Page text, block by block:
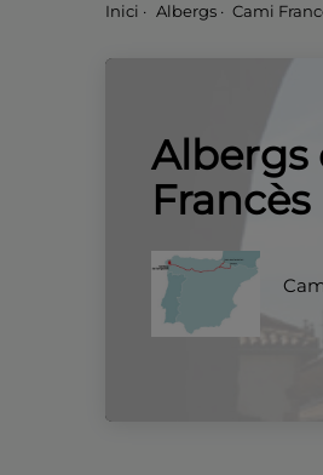
Inici · Albergs · Cami
Albergs
Francès